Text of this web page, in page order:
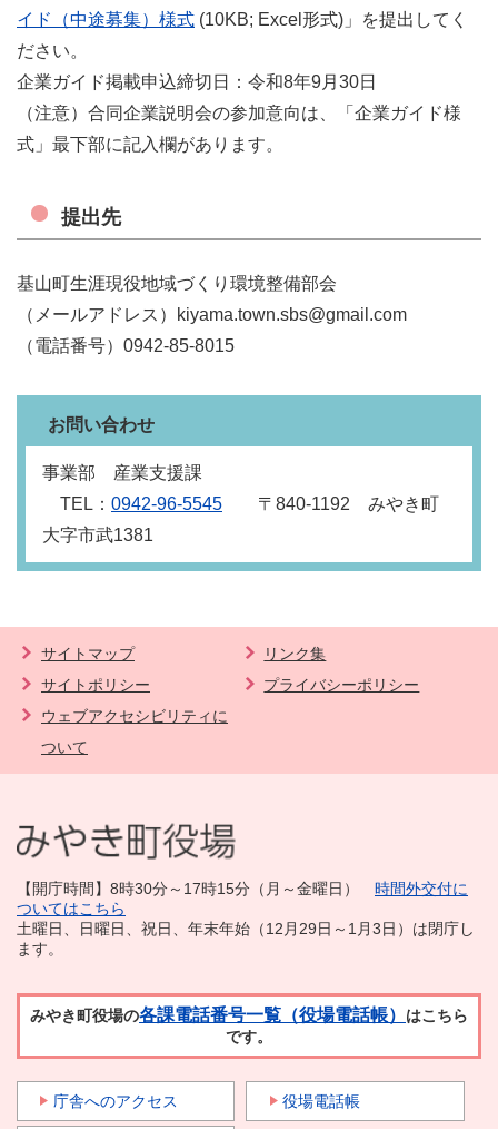
イド（中途募集）様式 (10KB; Excel形式)」を提出してく
ださい。
企業ガイド掲載申込締切日：令和8年9月30日
（注意）合同企業説明会の参加意向は、「企業ガイド様
式」最下部に記入欄があります。
提出先
基山町生涯現役地域づくり環境整備部会
（メールアドレス）kiyama.town.sbs@gmail.com
（電話番号）0942-85-8015
お問い合わせ
事業部 産業支援課
TEL： 0942‐96‐5545 〒840‐1192 みやき町
大字市武1381
サイトマップ
リンク集
サイトポリシー
プライバシーポリシー
ウェブアクセシビリティに
ついて
【開庁時間】8時30分～17時15分（月～金曜日） 時間外交付に
ついてはこちら
土曜日、日曜日、祝日、年末年始（12月29日～1月3日）は閉庁し
ます。
みやき町役場の各課電話番号一覧（役場電話帳） はこちら
です。
庁舎へのアクセス 役場電話帳